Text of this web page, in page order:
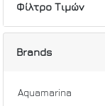
Φίλτρο Τιμών
Min
Brands
Aquamarina